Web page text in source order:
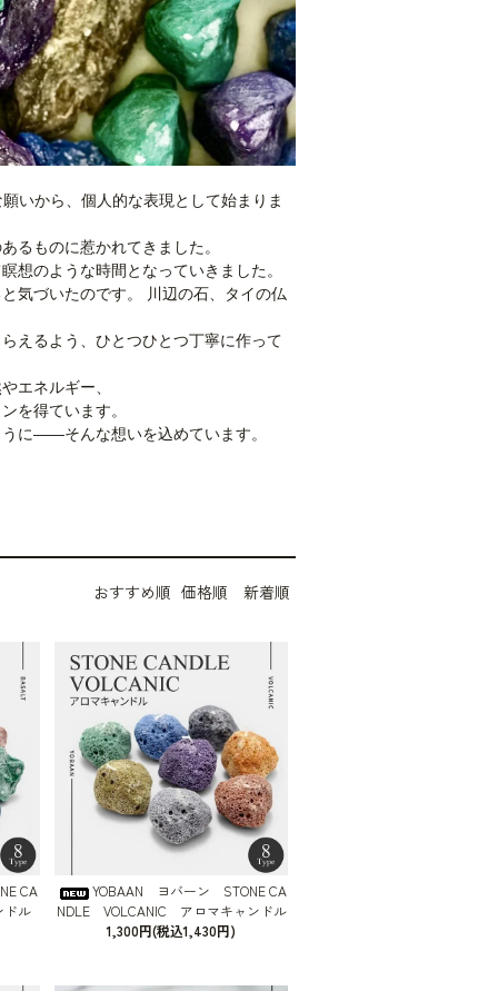
いから、個人的な表現として始まりま
るものに惹かれてきました。
想のような時間となっていきました。
気づいたのです。 川辺の石、タイの仏
えるよう、ひとつひとつ丁寧に作って
エネルギー、
を得ています。
に――そんな想いを込めています。
おすすめ順 価格順 新着順
CA
ル
YOBAAN ヨバーン STONE CA
NDLE VOLCANIC アロマキャンドル
1,300円(税込1,430円)